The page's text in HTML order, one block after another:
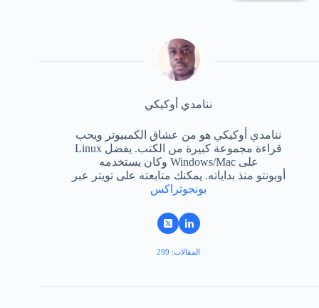
ننامدي أوكيكي
ننامدي أوكيكي هو من عشاق الكمبيوتر ويحب
قراءة مجموعة كبيرة من الكتب. يفضل Linux
على Windows/Mac وكان يستخدمه
أوبونتو منذ بداياته. يمكنك متابعته على تويتر عبر
بونجوتراكس
المقالات: 299